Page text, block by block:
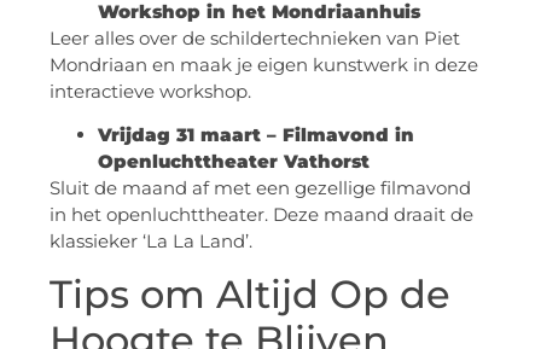
Workshop in het Mondriaanhuis
Leer alles over de schildertechnieken van Piet
Mondriaan en maak je eigen kunstwerk in deze
interactieve workshop.
Vrijdag 31 maart – Filmavond in
Openluchttheater Vathorst
Sluit de maand af met een gezellige filmavond
in het openluchttheater. Deze maand draait de
klassieker ‘La La Land’.
Tips om Altijd Op de